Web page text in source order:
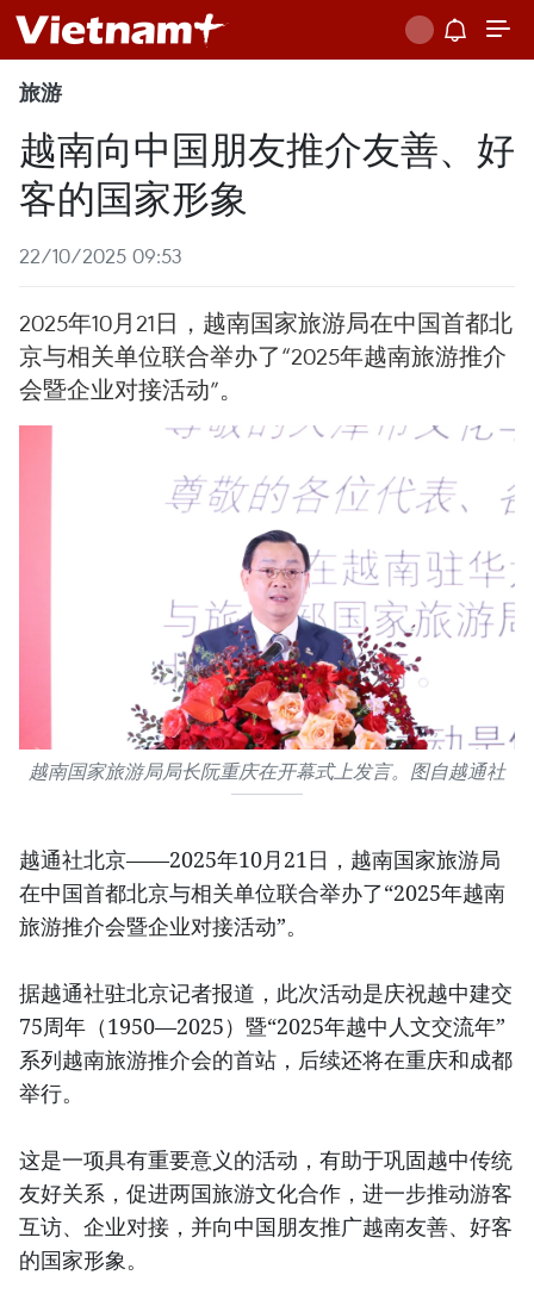
旅游
越南向中国朋友推介友善、好
客的国家形象
22/10/2025 09:53
2025年10月21日，越南国家旅游局在中国首都北
京与相关单位联合举办了“2025年越南旅游推介
会暨企业对接活动”。
越南国家旅游局局长阮重庆在开幕式上发言。图自越通社
越通社北京——2025年10月21日，越南国家旅游局
在中国首都北京与相关单位联合举办了“2025年越南
旅游推介会暨企业对接活动”。
据越通社驻北京记者报道，此次活动是庆祝越中建交
75周年（1950—2025）暨“2025年越中人文交流年”
系列越南旅游推介会的首站，后续还将在重庆和成都
举行。
这是一项具有重要意义的活动，有助于巩固越中传统
友好关系，促进两国旅游文化合作，进一步推动游客
互访、企业对接，并向中国朋友推广越南友善、好客
的国家形象。